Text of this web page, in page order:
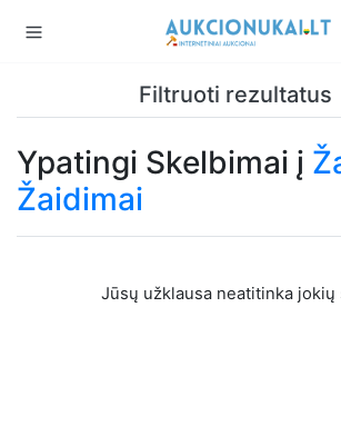
Filtruoti rezultatus
Ypatingi Skelbimai į
Žaidimai
Jūsų užklausa neatitinka jokių